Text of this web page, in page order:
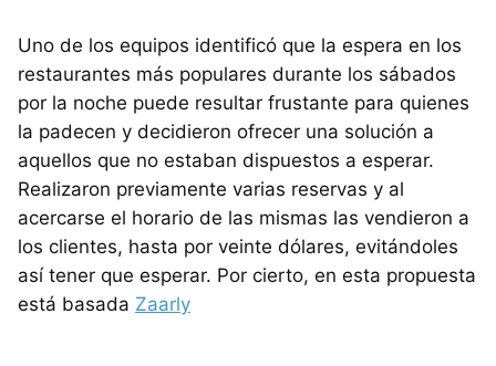
Uno de los equipos identificó que la espera en los
restaurantes más populares durante los sábados
por la noche puede resultar frustante para quienes
la padecen y decidieron ofrecer una solución a
aquellos que no estaban dispuestos a esperar.
Realizaron previamente varias reservas y al
acercarse el horario de las mismas las vendieron a
los clientes, hasta por veinte dólares, evitándoles
así tener que esperar. Por cierto, en esta propuesta
está basada Zaarly